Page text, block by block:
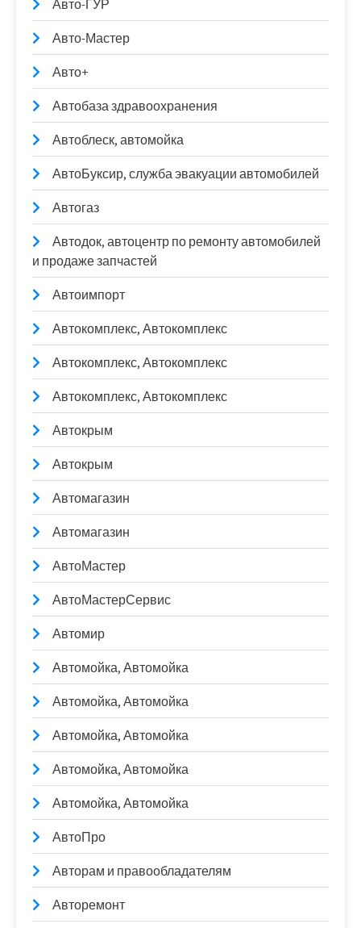
Авто-ГУР
Авто-Мастер
Авто+
Автобаза здравоохранения
Автоблеск, автомойка
АвтоБуксир, служба эвакуации автомобилей
Автогаз
Автодок, автоцентр по ремонту автомобилей
и продаже запчастей
Автоимпорт
Автокомплекс, Автокомплекс
Автокомплекс, Автокомплекс
Автокомплекс, Автокомплекс
Автокрым
Автокрым
Автомагазин
Автомагазин
АвтоМастер
АвтоМастерСервис
Автомир
Автомойка, Автомойка
Автомойка, Автомойка
Автомойка, Автомойка
Автомойка, Автомойка
Автомойка, Автомойка
АвтоПро
Авторам и правообладателям
Авторемонт